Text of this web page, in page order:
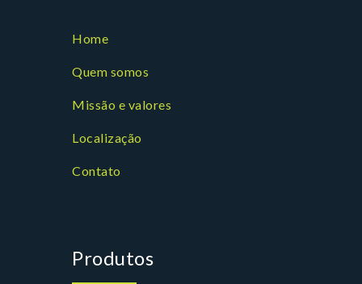
Home
Quem somos
Missão e valores
Localização
Contato
Produtos